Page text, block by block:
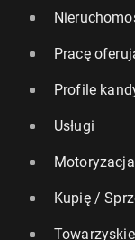
Eks­per­ci
wod­nie­nia i udaru
Pracę
Profile
Usługi
Motoryzacja
Kupię /
Towarzyskie